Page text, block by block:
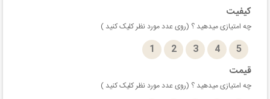
کیفیت
چه امتیازی میدهید ؟ (روی عدد مورد نظر کلیک کنید )
1 2 3 4
5
قیمت
چه امتیازی میدهید ؟ (روی عدد مورد نظر کلیک کنید )